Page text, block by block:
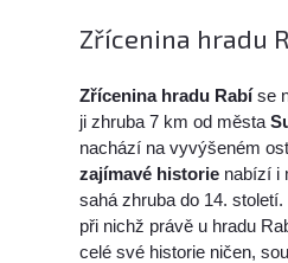
Zřícenina hradu
Zřícenina hradu Rabíse
ji zhruba 7 km od města
nachází na vyvýšeném
zajímavé historie nabízí i
sahá zhruba do 14.
při nichž právě u hradu
celé své historie ničen,